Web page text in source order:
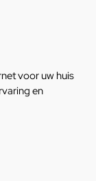
voor uw huis
en